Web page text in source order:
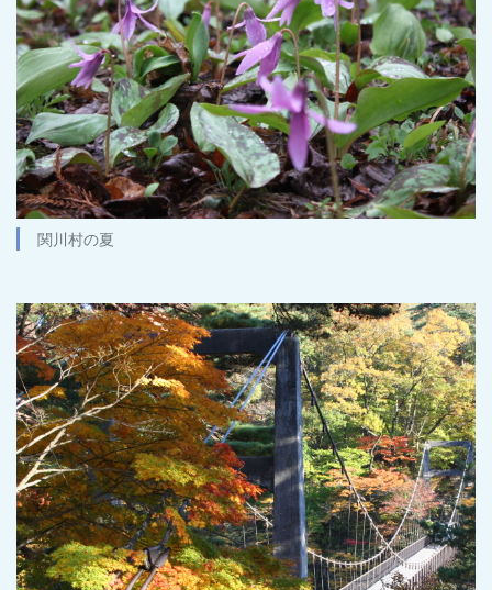
関川村の夏